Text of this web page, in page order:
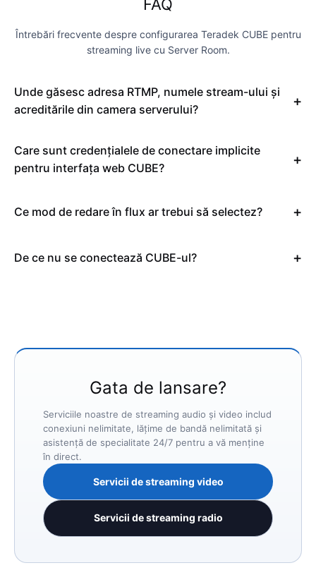
FAQ
Întrebări frecvente despre configurarea Teradek CUBE pentru
streaming live cu Server Room.
Unde găsesc adresa RTMP, numele stream-ului și
acreditările din camera serverului?
Care sunt credențialele de conectare implicite
pentru interfața web CUBE?
Ce mod de redare în flux ar trebui să selectez?
De ce nu se conectează CUBE-ul?
Gata de lansare?
Serviciile noastre de streaming audio și video includ
conexiuni nelimitate, lățime de bandă nelimitată și
asistență de specialitate 24/7 pentru a vă menține
în direct.
Servicii de streaming video
Servicii de streaming radio